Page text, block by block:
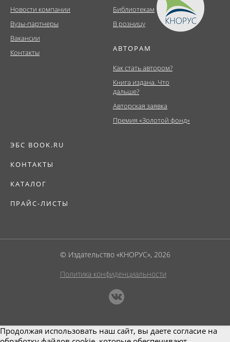
Новости компании
Вузы-партнеры
Вакансии
Контакты
Библиотекам
В розницу
АВТОРАМ
Как стать автором?
Книга издана. Что
дальше?
Авторская заявка
Премия «Золотой фонд»
ЭБС BOOK.RU
КОНТАКТЫ
КАТАЛОГ
ПРАЙС-ЛИСТЫ
© Издательство «КНОРУС», 2026
Политика конфиденциальности
Продолжая использовать наш сайт, вы даете согласие на